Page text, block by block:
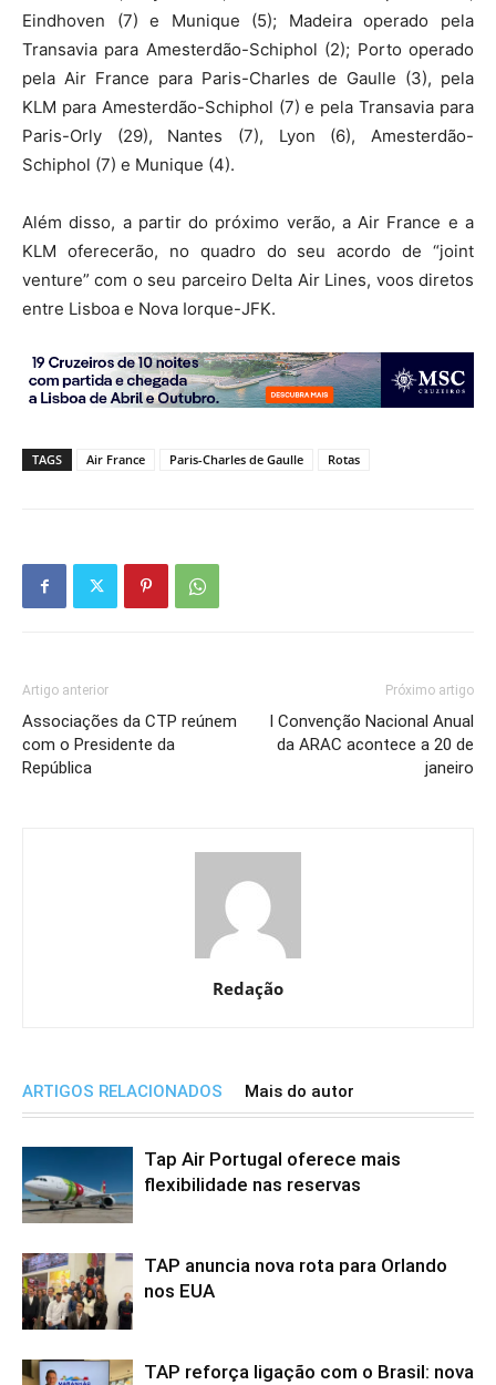
Eindhoven (7) e Munique (5); Madeira operado pela
Transavia para Amesterdão-Schiphol (2); Porto operado
pela Air France para Paris-Charles de Gaulle (3), pela
KLM para Amesterdão-Schiphol (7) e pela Transavia para
Paris-Orly (29), Nantes (7), Lyon (6), Amesterdão-
Schiphol (7) e Munique (4).
Além disso, a partir do próximo verão, a Air France e a
KLM oferecerão, no quadro do seu acordo de “joint
venture” com o seu parceiro Delta Air Lines, voos diretos
entre Lisboa e Nova Iorque-JFK.
TAGS Air France Paris-Charles de Gaulle Rotas
Artigo anterior
Associações da CTP reúnem
com o Presidente da
República
Próximo artigo
I Convenção Nacional Anual
da ARAC acontece a 20 de
janeiro
Redação
ARTIGOS RELACIONADOS Mais do autor
Tap Air Portugal oferece mais
flexibilidade nas reservas
TAP anuncia nova rota para Orlando
nos EUA
TAP reforça ligação com o Brasil: nova